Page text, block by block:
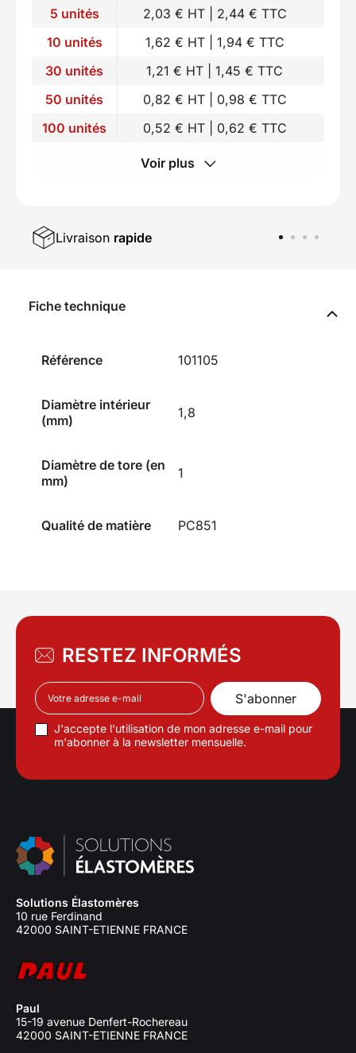
5 unités
2,03 € HT | 2,44 € TTC
10 unités
1,62 € HT | 1,94 € TTC
30 unités
1,21 € HT | 1,45 € TTC
50 unités
0,82 € HT | 0,98 € TTC
100 unités
0,52 € HT | 0,62 € TTC
Voir plus
Livraison rapide
Fiche technique
Référence 101105
Diamètre intérieur
(mm)
1,8
Diamètre de tore (en
mm)
1
Qualité de matière PC851
RESTEZ INFORMÉS
J'accepte l'utilisation de mon adresse e-mail pour
m'abonner à la newsletter mensuelle.
Solutions Élastomères
10 rue Ferdinand
42000 SAINT-ETIENNE FRANCE
Paul
15-19 avenue Denfert-Rochereau
42000 SAINT-ETIENNE FRANCE